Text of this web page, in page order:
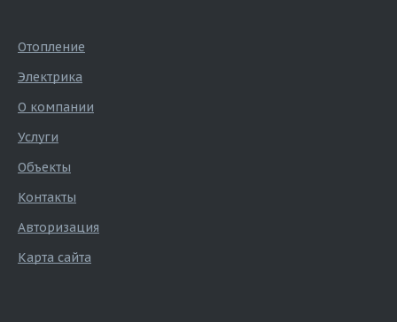
Отопление
Электрика
О компании
Услуги
Объекты
Контакты
Авторизация
Карта сайта